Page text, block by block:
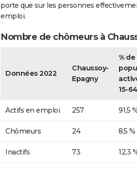
porte que sur les personnes
emploi.
Nombre de chômeurs à
Données 2022
Chaussoy-
Epagny
% de
15-
Actifs en emploi 257 91,5
Chômeurs 24 8,5 %
Inactifs 73 12,3